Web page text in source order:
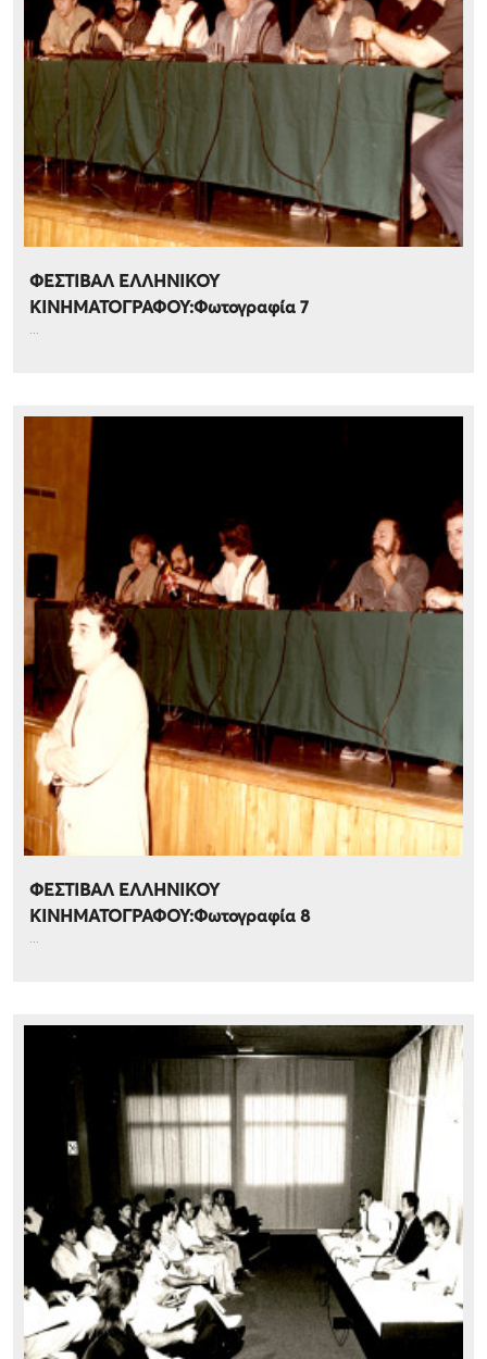
ΦΕΣΤΙΒΑΛ ΕΛΛΗΝΙΚΟΥ
ΚΙΝΗΜΑΤΟΓΡΑΦΟΥ:Φωτογραφία 7
...
ΦΕΣΤΙΒΑΛ ΕΛΛΗΝΙΚΟΥ
ΚΙΝΗΜΑΤΟΓΡΑΦΟΥ:Φωτογραφία 8
...